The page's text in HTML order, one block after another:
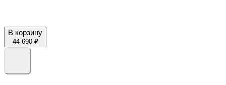
В корзину
44 690 ₽